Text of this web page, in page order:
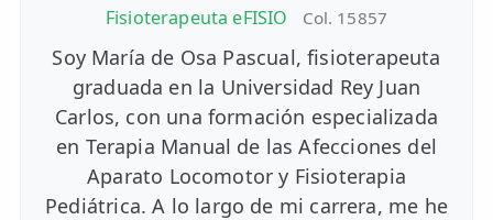
Fisioterapeuta eFISIO Col. 15857
Soy María de Osa Pascual, fisioterapeuta
graduada en la Universidad Rey Juan
Carlos, con una formación especializada
en Terapia Manual de las Afecciones del
Aparato Locomotor y Fisioterapia
Pediátrica. A lo largo de mi carrera, me he